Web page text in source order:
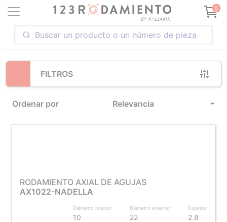
0
FILTROS
Ordenar por Relevancia
Loading...
RODAMIENTO AXIAL DE AGUJAS
AX1022-NADELLA
Diámetro interior
10
Diámetro exterior
22
Espesor
2.8